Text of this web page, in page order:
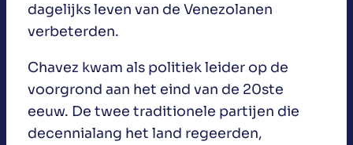
dagelijks leven van de Venezolanen
verbeterden.
Chavez kwam als politiek leider op de
voorgrond aan het eind van de 20ste
eeuw. De twee traditionele partijen die
decennialang het land regeerden,